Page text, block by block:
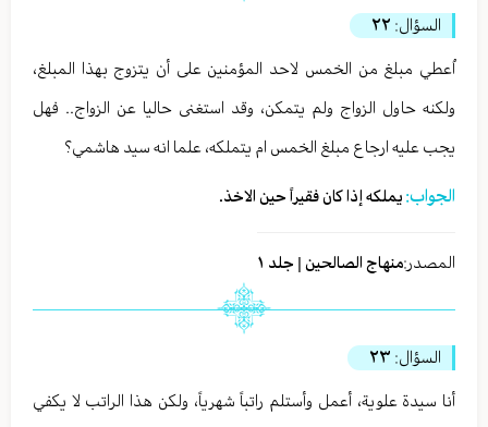
السؤال: ٢٢
اُعطي مبلغ من الخمس لاحد المؤمنين على أن يتزوج بهذا المبلغ،
ولكنه حاول الزواج ولم يتمكن، وقد استغنى حاليا عن الزواج.. فهل
يجب عليه ارجاع مبلغ الخمس ام يتملكه، علما انه سيد هاشمي؟
الجواب: يملكه إذا كان فقيراً حين الاخذ.
المصدر:منهاج الصالحين | جلد ١
السؤال: ٢٣
أنا سيدة علوية، أعمل وأستلم راتباً شهرياً، ولكن هذا الراتب لا يكفي